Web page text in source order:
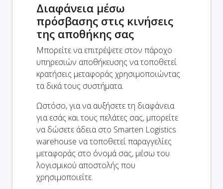
Διαφάνεια μέσω
πρόσβασης στις κινήσεις
της αποθήκης σας
Μπορείτε να επιτρέψετε στον πάροχο
υπηρεσιών αποθήκευσης να τοποθετεί
κρατήσεις μεταφοράς χρησιμοποιώντας
τα δικά τους συστήματα.
Ωστόσο, για να αυξήσετε τη διαφάνεια
για εσάς και τους πελάτες σας, μπορείτε
να δώσετε άδεια στο Smarten Logistics
warehouse να τοποθετεί παραγγελίες
μεταφοράς στο όνομά σας, μέσω του
λογισμικού αποστολής που
χρησιμοποιείτε.